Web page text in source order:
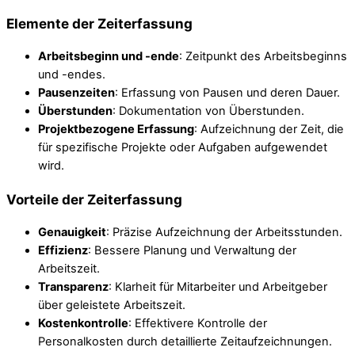
Elemente der Zeiterfassung
Arbeitsbeginn und -ende: Zeitpunkt des Arbeitsbeginns
und -endes.
Pausenzeiten: Erfassung von Pausen und deren Dauer.
Überstunden: Dokumentation von Überstunden.
Projektbezogene Erfassung: Aufzeichnung der Zeit, die
für spezifische Projekte oder Aufgaben aufgewendet
wird.
Vorteile der Zeiterfassung
Genauigkeit: Präzise Aufzeichnung der Arbeitsstunden.
Effizienz: Bessere Planung und Verwaltung der
Arbeitszeit.
Transparenz: Klarheit für Mitarbeiter und Arbeitgeber
über geleistete Arbeitszeit.
Kostenkontrolle: Effektivere Kontrolle der
Personalkosten durch detaillierte Zeitaufzeichnungen.